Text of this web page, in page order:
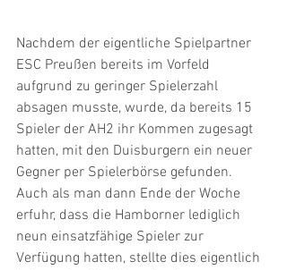
Nachdem der eigentliche Spielpartner
ESC Preußen bereits im Vorfeld
aufgrund zu geringer Spielerzahl
absagen musste, wurde, da bereits 15
Spieler der AH2 ihr Kommen zugesagt
hatten, mit den Duisburgern ein neuer
Gegner per Spielerbörse gefunden.
Auch als man dann Ende der Woche
erfuhr, dass die Hamborner lediglich
neun einsatzfähige Spieler zur
Verfügung hatten, stellte dies eigentlich